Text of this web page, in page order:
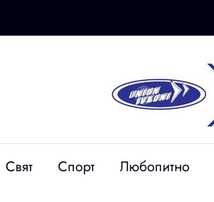
Свят Спорт Любопитно